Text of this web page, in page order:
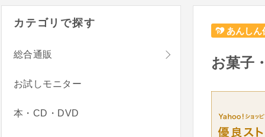
あんしん
お菓子
カテゴリで探す
総合通販
お試しモニター
本・CD・DVD